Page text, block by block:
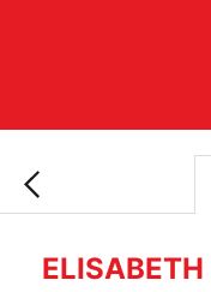
ELISABETH